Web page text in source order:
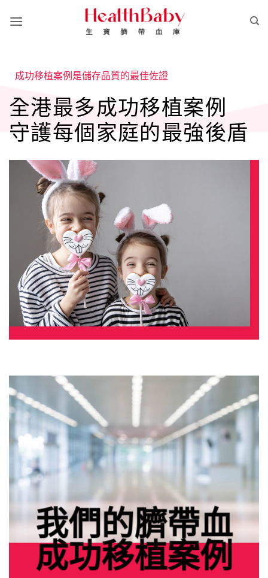
成功移植案例是儲存品質的最佳佐證
全港最多成功移植案例
守護每個家庭的最強後盾
我們的臍帶血
成功移植案例